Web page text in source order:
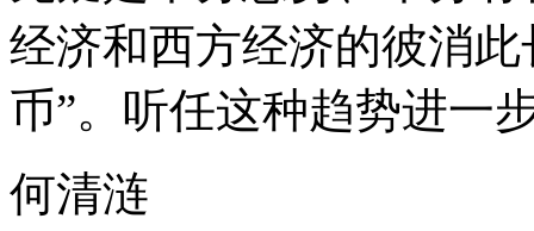
经济和西方经济的彼消
币”。听任这种趋势进一
何清涟